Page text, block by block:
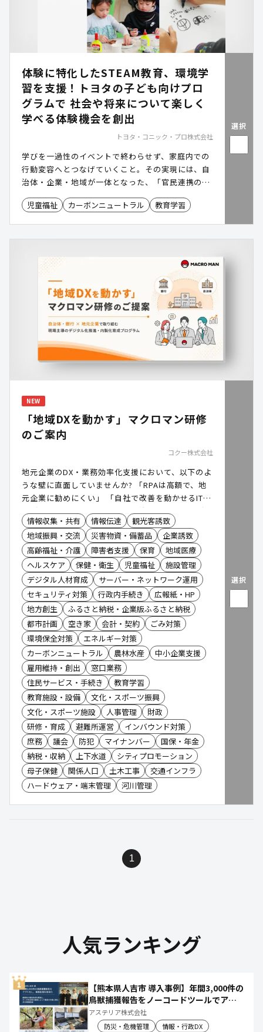
体験に特化したSTEAM教育、環境学
習を支援！トヨタの子ども向けプロ
グラムで 社会や将来について楽しく
学べる体験機会を創出
トヨタ・コニック・プロ株式会社
学びを一過性のイベントで終わらせず、家庭内での
行動変容へとつなげていくこと。その実現には、自
治体・企業・地域が一体となった、「官民連携の場
づくり」と継続的に活用できる質の高いコンテンツ
が不可欠です。 こうした背景のもと、未来を担う子
提供しています。 環境教育やSDGs教育、STEAM教
育など、子どもたちが実際に見て、触れて、考える
探究的な学びの重要性が高まる一方、自治体では限
られたリソースの中で継続的に活用できる学習コン
テンツの確保や、イベントの企画・運営が負担とな
るケースがあります。 「キッズトヨタ まなぶパー
ク」は、プログラミングやカーボンニュートラル、
モビリティ、ものづくりなどをテーマにした体験型
コンテンツです。学校や学童での活用に加え、自治
や地域の未来への関心を高めるきっかけづくりを支
援します。
児童福祉 カーボンニュートラル 教育学習
選択
NEW
「地域DXを動かす」マクロマン研修
のご案内
コクー株式会社
地元企業のDX・業務効率化支援において、以下のよ
うな壁に直面していませんか? 「RPAは高額で、地
元企業に勧めにくい」 「自社で改善を動かせるIT人
材が不足している」 本日は、自治体様・銀行様がハ
ブとなり、地元企業のDXを後押しする「マクロマン
研修」のご案内です。
情報収集・共有 情報伝達
観光客誘致
地域振興・交流
災害物資・備蓄品
企業誘致
高齢福祉・介護
障害者支援 保育
地域医療
ヘルスケア
保健・衛生 児童福祉
施設管理
デジタル人材育成
サーバー・ネットワーク運用
セキュリティ対策
行政内手続き
広報紙・HP
地方創生
ふるさと納税・企業版ふるさと納税
都市計画
空き家 会計・契約
ごみ対策
環境保全対策
エネルギー対策
カーボンニュートラル
農林水産
中小企業支援
雇用維持・創出
窓口業務
住民サービス・手続き
教育学習
教育施設・設備
文化・スポーツ振興
文化・スポーツ施設
人事管理
財政
研修・育成
避難所運営
インバウンド対策
庶務
議会 防犯 マイナンバー
国保・年金
納税・収納
上下水道
シティプロモーション
母子保健
関係人口 土木工事
交通インフラ
ハードウェア・端末管理
河川管理
選択
1
人気ランキング
【熊本県人吉市 導入事例】年間3,000件の
鳥獣捕獲報告をノーコードツールでアプ
リ化し、月50時間の庁内作業を削減
アステリア株式会社
防災・危機管理
情報・行政DX